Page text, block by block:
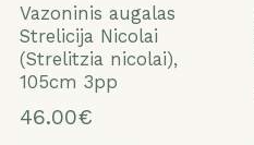
Vazoninis augalas
Strelicija Nicolai
(Strelitzia nicolai),
105cm 3pp
46.00€